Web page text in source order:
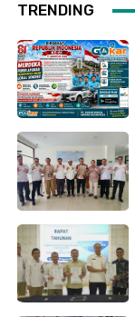
TRENDING